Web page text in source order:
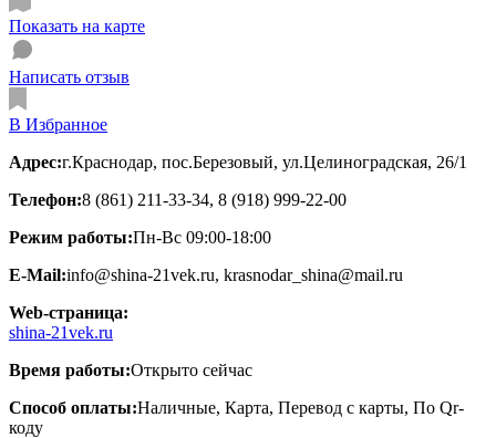
Показать на карте
Написать отзыв
В Избранное
Адрес:г.Краснодар, пос.Березовый, ул.Целиноградская, 26/1
Телефон:8 (861) 211-33-34, 8 (918) 999-22-00
Режим работы:Пн-Вс 09:00-18:00
E-Mail:info@shina-21vek.ru, krasnodar_shina@mail.ru
Web-страница:
shina-21vek.ru
Время работы:Открыто сейчас
Способ оплаты:Наличные, Карта, Перевод с карты, По Qr-
коду